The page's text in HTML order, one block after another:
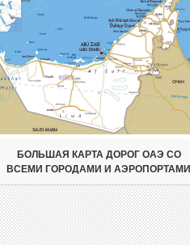
БОЛЬШАЯ КАРТА ДОРОГ ОАЭ СО
ВСЕМИ ГОРОДАМИ И АЭРОПОРТАМИ